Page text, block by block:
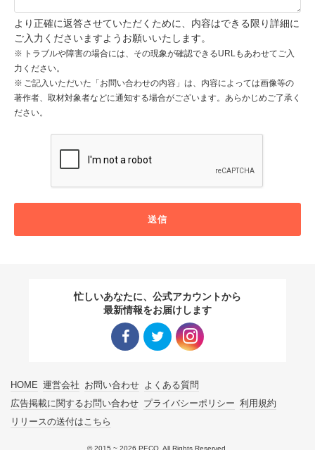
より正確に返答させていただくために、内容はできる限り詳細に
ご入力くださいますようお願いいたします。
トラブルや障害の場合には、その現象が確認できるURLもあわせてご入
力ください。
ご記入いただいた「お問い合わせの内容」は、内容によっては画像等の
著作者、取材対象者などに通知する場合がございます。あらかじめご了承く
ださい。
送信
忙しいあなたに、公式アカウントから
最新情報をお届けします
HOME 運営会社 お問い合わせ よくある質問
広告掲載に関するお問い合わせ プライバシーポリシー 利用規約
リリースの送付はこちら
© 2015 ~ 2026 PECO. All Rights Reserved.